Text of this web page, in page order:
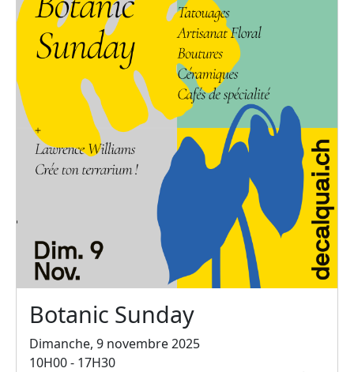
Botanic Sunday
Dimanche, 9 novembre 2025
10H00 - 17H30